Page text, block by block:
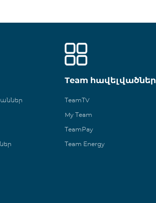
Team հավելվածներ
TeamTV
My Team
TeamPay
Team Energy